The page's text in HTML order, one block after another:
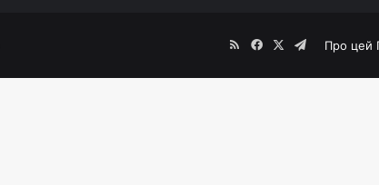
Про цей
RSSFacebookTelegram